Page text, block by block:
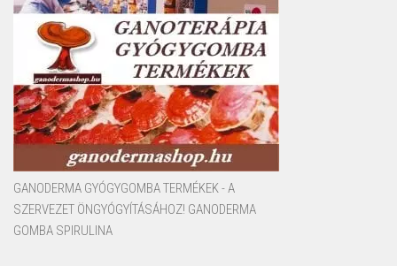
GANODERMA GYÓGYGOMBA TERMÉKEK - A
SZERVEZET ÖNGYÓGYÍTÁSÁHOZ! GANODERMA
GOMBA SPIRULINA